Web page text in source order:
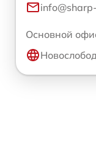
Основной